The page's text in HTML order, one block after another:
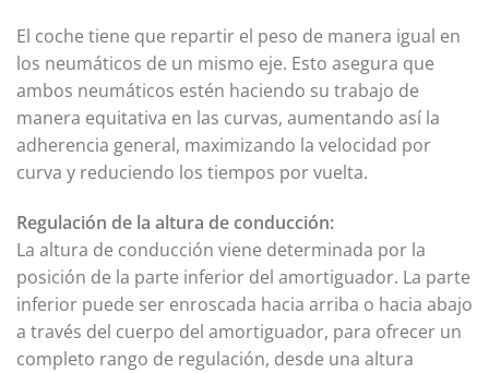
El coche tiene que repartir el peso de manera igual en
los neumáticos de un mismo eje. Esto asegura que
ambos neumáticos estén haciendo su trabajo de
manera equitativa en las curvas, aumentando así la
adherencia general, maximizando la velocidad por
curva y reduciendo los tiempos por vuelta.
Regulación de la altura de conducción:
La altura de conducción viene determinada por la
posición de la parte inferior del amortiguador. La parte
inferior puede ser enroscada hacia arriba o hacia abajo
a través del cuerpo del amortiguador, para ofrecer un
completo rango de regulación, desde una altura